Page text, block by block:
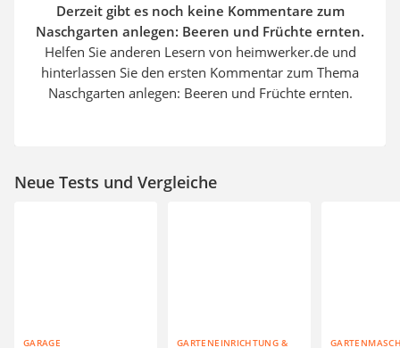
Derzeit gibt es noch keine Kommentare zum
Naschgarten anlegen: Beeren und Früchte ernten.
Helfen Sie anderen Lesern von heimwerker.de und
hinterlassen Sie den ersten Kommentar zum Thema
Naschgarten anlegen: Beeren und Früchte ernten.
Neue Tests und Vergleiche
GARAGE
GARTENEINRICHTUNG &